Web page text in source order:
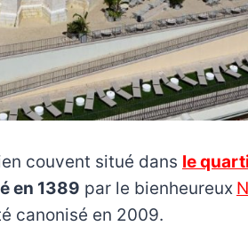
couvent situé dans le
en 1389 par le bienheureux
canonisé en 2009.